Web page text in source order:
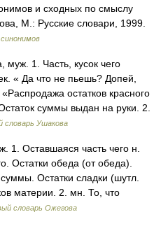
и сходных по смыслу
М.: Русские словари, 1999.
1. Часть, кусок чего
« Да что не пьешь? Допей,
остатков красного
суммы выдан на руки. 2.
словарь Ушакова
Оставшаяся часть чего н.
Остатки обеда (от обеда).
Остатки сладки (шутл.
материи. 2. мн. То, что
словарь Ожегова